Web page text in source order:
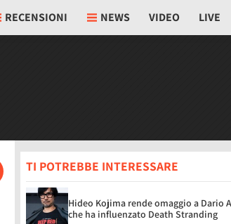
RECENSIONI NEWS VIDEO LIVE
TI POTREBBE INTERESSARE
Hideo Kojima rende omaggio a Dario
che ha influenzato Death Stranding